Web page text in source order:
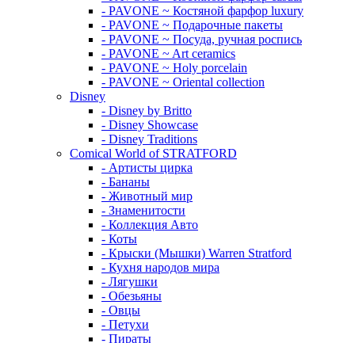
- PAVONE ~ Костяной фарфор luxury
- PAVONE ~ Подарочные пакеты
- PAVONE ~ Посуда, ручная роспись
- PAVONE ~ Art ceramics
- PAVONE ~ Holy porcelain
- PAVONE ~ Oriental collection
Disney
- Disney by Britto
- Disney Showcase
- Disney Traditions
Comical World of STRATFORD
- Артисты цирка
- Бананы
- Животный мир
- Знаменитости
- Коллекция Авто
- Коты
- Крыски (Мышки) Warren Stratford
- Кухня народов мира
- Лягушки
- Обезьяны
- Овцы
- Петухи
- Пираты